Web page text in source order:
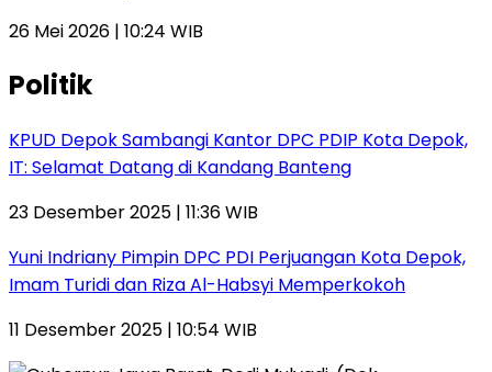
26 Mei 2026 | 10:24 WIB
Politik
KPUD Depok Sambangi Kantor DPC PDIP Kota Depok,
IT: Selamat Datang di Kandang Banteng
23 Desember 2025 | 11:36 WIB
Yuni Indriany Pimpin DPC PDI Perjuangan Kota Depok,
Imam Turidi dan Riza Al-Habsyi Memperkokoh
11 Desember 2025 | 10:54 WIB